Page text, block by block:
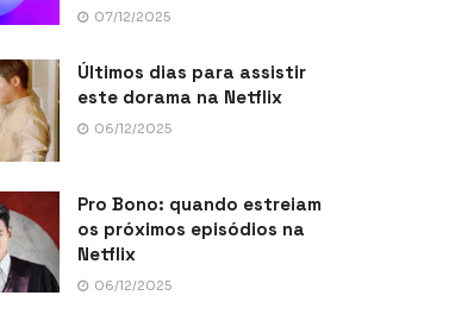
07/12/2025
Últimos dias para assistir
este dorama na Netflix
06/12/2025
Pro Bono: quando estreiam
os próximos episódios na
Netflix
06/12/2025